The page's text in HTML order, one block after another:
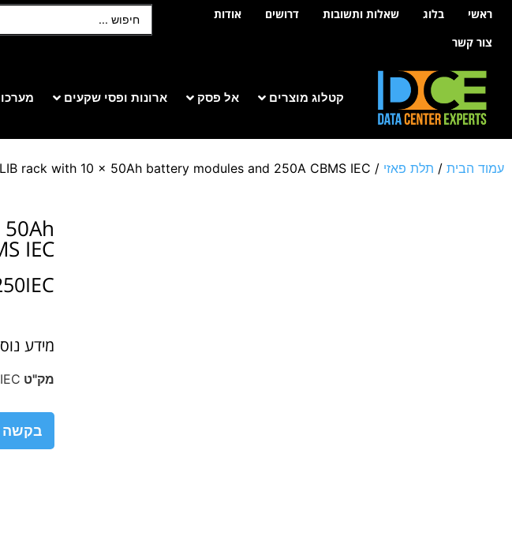
לתוכןראשי בלוג שאלות ותשובות דרושים
אודות
צור קשר
קטלוג מוצרים אל פסק ארונות ופסי שקעים
עמוד הבית / תלת פאזי /
rack with 10 x 50Ah battery modules and 250A CBMS IEC
IEC
מידע
מק"ט
בקשה